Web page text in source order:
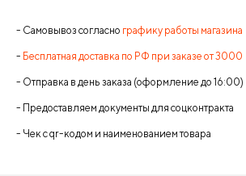
- Самовывоз согласно графику работы магазина
- Бесплатная доставка по РФ при заказе от 3000
- Отправка в день заказа (оформление до 16:00)
- Предоставляем документы для соцконтракта
- Чек с qr-кодом и наименованием товара